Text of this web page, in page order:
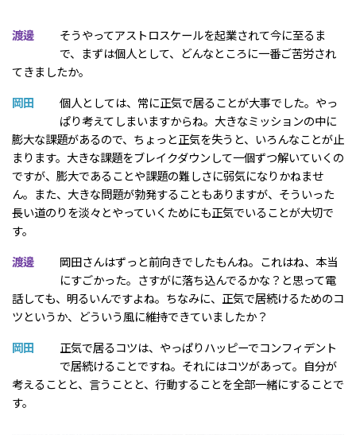
渡邊
そうやってアストロスケールを起業されて今に至るま
で、まずは個人として、どんなところに一番ご苦労され
てきましたか。
岡田
個人としては、常に正気で居ることが大事でした。やっ
ぱり考えてしまいますからね。大きなミッションの中に
膨大な課題があるので、ちょっと正気を失うと、いろんなことが止
まります。大きな課題をブレイクダウンして一個ずつ解いていくの
ですが、膨大であることや課題の難しさに弱気になりかねませ
ん。また、大きな問題が勃発することもありますが、そういった
長い道のりを淡々とやっていくためにも正気でいることが大切で
す。
渡邊
岡田さんはずっと前向きでしたもんね。これはね、本当
にすごかった。さすがに落ち込んでるかな？と思って電
話しても、明るいんですよね。ちなみに、正気で居続けるためのコ
ツというか、どういう風に維持できていましたか？
岡田
正気で居るコツは、やっぱりハッピーでコンフィデント
で居続けることですね。それにはコツがあって。自分が
考えることと、言うことと、行動することを全部一緒にすることで
す。